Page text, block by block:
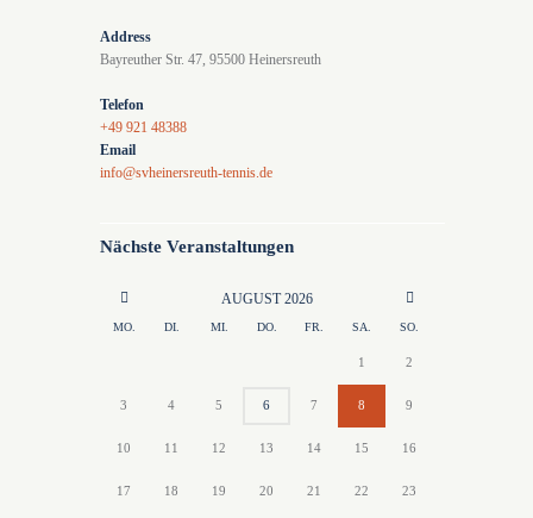
Address
Bayreuther Str. 47, 95500 Heinersreuth
Telefon
+49 921 48388
Email
info@svheinersreuth-tennis.de
Nächste Veranstaltungen
AUGUST2026
MO. DI. MI. DO. FR. SA. SO.
1 2
3 4 5 6 7 8 9
10 11 12 13 14 15 16
17 18 19 20 21 22 23